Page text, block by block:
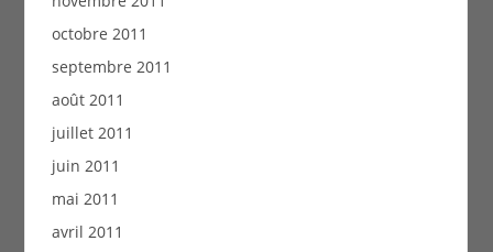
octobre 2011
septembre 2011
août 2011
juillet 2011
juin 2011
mai 2011
avril 2011